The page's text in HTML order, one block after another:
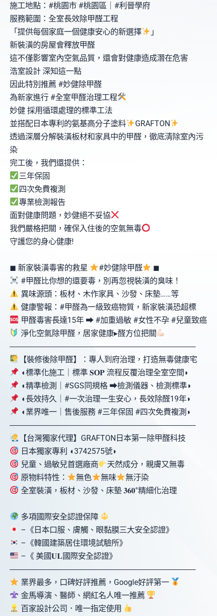
施工地點：#桃園市 #桃園區｜#利晉學府
服務範圍：全室長效除甲醛工程
「提供每個家庭一個健康安心的新選擇
」
新裝潢的房屋會釋放甲醛
這不僅影響室內空氣品質，還會對健康造成潛在危害
浩室設計 深知這一點
因此特別推薦 #妙健除甲醛
為新家進行 #全室甲醛治理工程
妙健 採用循環處理的標準工法
並搭配日本專利的氨基高分子塗料
GRAFTON
透過深層分解裝潢板材和家具中的甲醛，徹底清除室內污
染
完工後，我們還提供：
三年保固
四次免費複測
專業檢測報告
面對健康問題，妙健絕不妥協
我們嚴格把關，確保入住後的空氣無毒
守護您的身心健康!
◼ 新家裝潢毒害的救星 #妙健除甲醛
◼
#甲醛比你想的還要毒，別再忽視裝潢的臭味！
異味源頭：板材、木作家具、沙發、床墊……等
健康警報：#甲醛為一級致癌物質，新家裝潢恐超標
甲醛毒害長達15年 ⮕ #加重過敏 #女性不孕 #兒童致癌
淨化空氣除甲醛，居家健康▸醛方位把關
󠀠󠀠󠀠󠀠󠀠󠀠󠀠󠀠󠀠―――――――――――――――――――󠀠󠀠󠀠󠀠――――󠀠󠀠󠀠―󠀠󠀠󠀠
【裝修後除甲醛】：專人到府治理，打造無毒健康宅
◖標準化施工｜標準 𝐒𝐎𝐏 流程反覆治理全室空間◗
◖精準檢測｜#SGS同規格 ⮕檢測儀器、檢測標準◗
◖長效持久｜#一次治理一生安心，長效除醛19年◗
◖業界唯一｜售後服務 #三年保固 #四次免費複測◗
󠀠󠀠󠀠󠀠󠀠󠀠󠀠󠀠󠀠―――――――――――――――――――󠀠󠀠󠀠󠀠――――󠀠󠀠󠀠―󠀠󠀠󠀠
【台灣獨家代理】GRAFTON日本第一除甲醛科技
日本獨家專利 ◖3742575號◗
兒童、過敏兒首選廠商
天然成分，親膚又無毒
原物料特性：
無色 無味
無汙染
全室裝潢，板材、沙發、床墊 𝟑𝟔𝟎°精細化治理󠀠󠀠󠀠󠀠󠀠󠀠󠀠󠀠󠀠󠀠󠀠󠀠󠀠󠀠󠀠󠀠󠀠󠀠󠀠󠀠
多項國際安全認證保障
–《日本口服、膚觸、眼黏膜三大安全認證》
–《韓國建築居住環境試驗所》
–《 美國𝐔𝐋國際安全認證》
󠀠󠀠󠀠󠀠󠀠󠀠󠀠󠀠󠀠―――――――――――――――――――󠀠󠀠󠀠󠀠――――󠀠󠀠󠀠―󠀠󠀠󠀠
業界最多，口碑好評推薦，Google好評第一
金馬導演、醫師、網紅名人唯一推薦
百家設計公司．唯一指定使用